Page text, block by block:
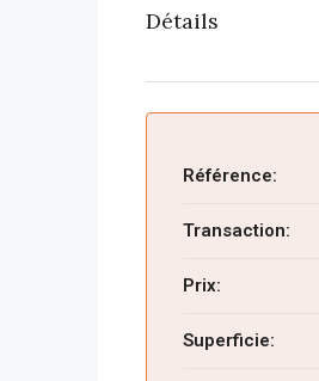
Détails
Référence:
Transaction:
Prix:
Superficie: